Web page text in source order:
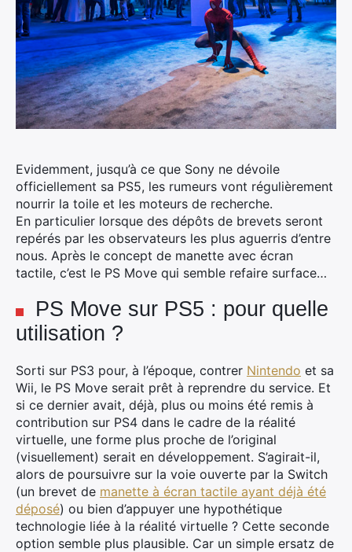
Evidemment, jusqu’à ce que Sony ne dévoile
officiellement sa PS5, les rumeurs vont régulièrement
nourrir la toile et les moteurs de recherche.
En particulier lorsque des dépôts de brevets seront
repérés par les observateurs les plus aguerris d’entre
nous. Après le concept de manette avec écran
tactile, c’est le PS Move qui semble refaire surface…
PS Move sur PS5 : pour quelle
utilisation ?
Sorti sur PS3 pour, à l’époque, contrer Nintendo et sa
Wii, le PS Move serait prêt à reprendre du service. Et
si ce dernier avait, déjà, plus ou moins été remis à
contribution sur PS4 dans le cadre de la réalité
virtuelle, une forme plus proche de l’original
(visuellement) serait en développement. S’agirait-il,
alors de poursuivre sur la voie ouverte par la Switch
(un brevet de manette à écran tactile ayant déjà été
déposé) ou bien d’appuyer une hypothétique
technologie liée à la réalité virtuelle ? Cette seconde
option semble plus plausible. Car un simple ersatz de